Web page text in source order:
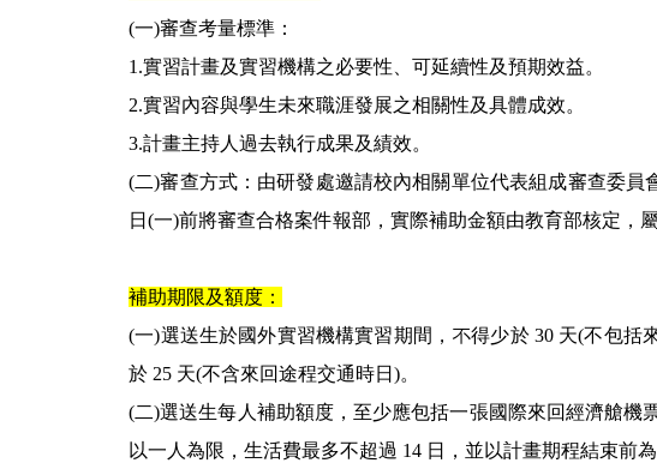
(一)審查考量標準：
1.實習計畫及實習機構之必要性、可延續性及預期效益。
2.實習內容與學生未來職涯發展之相關性及具體成效。
3.計畫主持人過去執行成果及績效。
(二)審查方式：由研發處邀請校內相關單位代表組成審查委員
日(一)前將審查合格案件報部，實際補助金額由教育部核定，
補助期限及額度：
(一)選送生於國外實習機構實習期間，不得少於 30 天(不包
於 25 天(不含來回途程交通時日)。
(二)選送生每人補助額度，至少應包括一張國際來回經濟艙機
以一人為限，生活費最多不超過 14 日，並以計畫期程結束前為